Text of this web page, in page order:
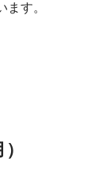
す。